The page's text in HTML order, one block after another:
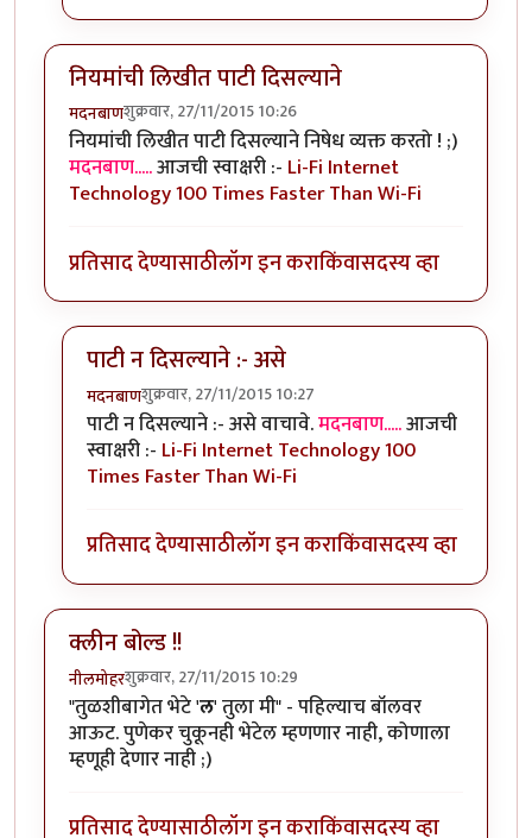
नियमांची लिखीत पाटी दिसल्याने
मदनबाणशुक्रवार, 27/11/2015 10:26
नियमांची लिखीत पाटी दिसल्याने निषेध व्यक्त करतो ! ;)
मदनबाण.....आजची स्वाक्षरी :- Li-Fi Internet
Technology 100 Times Faster Than Wi-Fi
प्रतिसाद देण्यासाठीलॉग इन कराकिंवासदस्य व्हा
पाटी न दिसल्याने :- असे
मदनबाणशुक्रवार, 27/11/2015 10:27
In reply toनियमांची लिखीत पाटी दिसल्यानेbyमदनबाण
पाटी न दिसल्याने :- असे वाचावे.मदनबाण.....आजची
स्वाक्षरी :- Li-Fi Internet Technology 100
Times Faster Than Wi-Fi
प्रतिसाद देण्यासाठीलॉग इन कराकिंवासदस्य व्हा
क्लीन बोल्ड !!
नीलमोहरशुक्रवार, 27/11/2015 10:29
"तुळशीबागेत भेटे 'ल' तुला मी" - पहिल्याच बॉलवर
आऊट. पुणेकर चुकूनही भेटेल म्हणणार नाही, कोणाला
म्हणूही देणार नाही ;)
प्रतिसाद देण्यासाठीलॉग इन कराकिंवासदस्य व्हा